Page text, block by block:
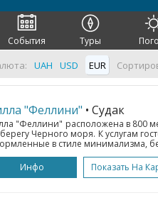
События Туры
UAH USD EUR
"Феллини" • Судак
"Феллини" расположена в 800
Черного моря. К услугам
в стиле минимализма,
Инфо
Показать На